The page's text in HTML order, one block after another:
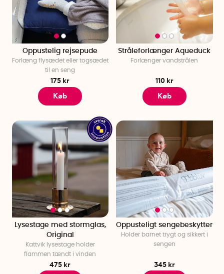
Oppustelig rejsepude
Forlæng flysædet eller togsædet
til en seng
175 kr
Køb
Stråleforlænger Aqueduck
Forlænger vandstrålen
110 kr
Køb
Lysestage med stormglas,
Original
Kattvik lysestage holder
flammen tændt i vinden
475 kr
Oppusteligt sengebeskytter
Holder barnet trygt og sikkert i
sengen
345 kr